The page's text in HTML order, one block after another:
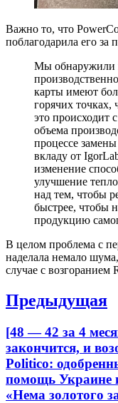
Важно то, что
поблагодарила его за
Мы обнаружили
карты имеют
горячих
это происходит
объема
процессе
вкладу от
изменение
улучшение
над тем, чтобы
быстрее, чтобы
продукцию
В целом проблема с
наделала немало
случае с возгоранием
Навигация
записям
Предыдущая
Previous
post:
[48 — 42 за 4
закончится, и
Politico:
помощь Украине
«Нема золотого